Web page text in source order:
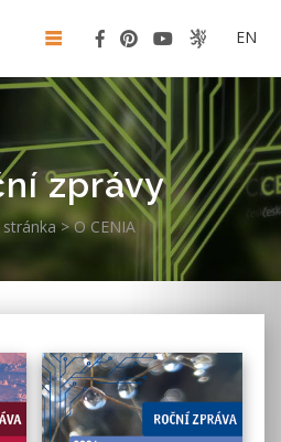
EN
zprávy
stránka>O CENIA